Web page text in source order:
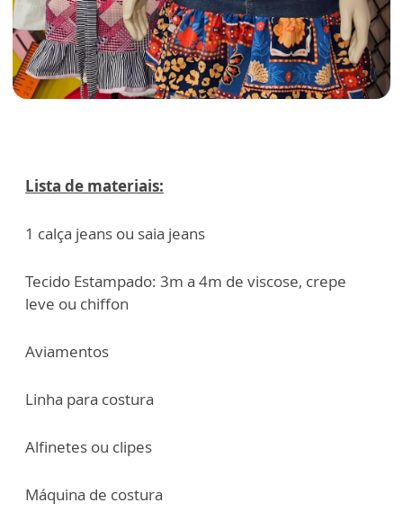
Lista de materiais:
1 calça jeans ou saia jeans
Tecido Estampado: 3m a 4m de viscose, crepe
leve ou chiffon
Aviamentos
Linha para costura
Alfinetes ou clipes
Máquina de costura